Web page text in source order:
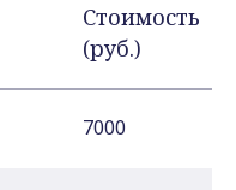
Стоимость
(руб.)
7000